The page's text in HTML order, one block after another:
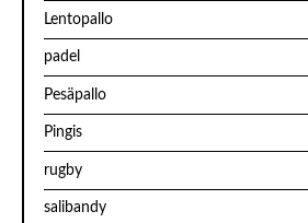
Lentopallo
padel
Pesäpallo
Pingis
rugby
salibandy